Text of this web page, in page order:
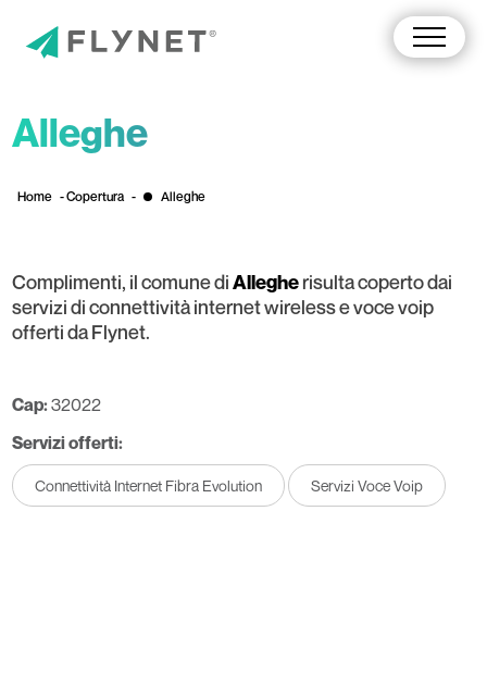
Alleghe
Home -Copertura - Alleghe
Complimenti, il comune diAllegherisulta coperto dai
servizi di connettività internet wireless e voce voip
offerti da Flynet.
Cap:32022
Servizi offerti:
Connettività Internet Fibra Evolution Servizi Voce Voip